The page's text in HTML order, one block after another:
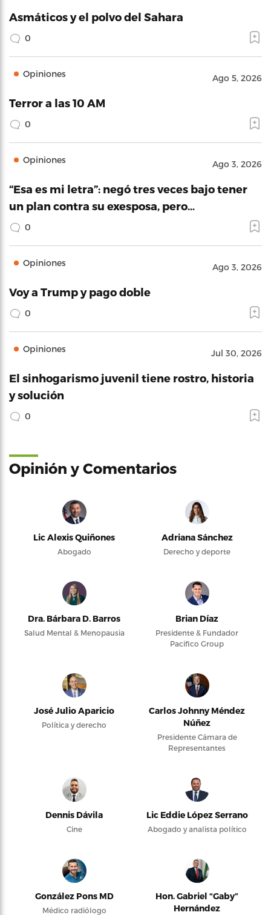
Asmáticos y el polvo del Sahara
0
Opiniones Ago 5, 2026
Terror a las 10 AM
0
Opiniones Ago 3, 2026
“Esa es mi letra”: negó tres veces bajo tener
un plan contra su exesposa, pero…
0
Opiniones Ago 3, 2026
Voy a Trump y pago doble
0
Opiniones Jul 30, 2026
El sinhogarismo juvenil tiene rostro, historia
y solución
0
Opinión y Comentarios
Lic Alexis Quiñones
Abogado
Adriana Sánchez
Derecho y deporte
Dra. Bárbara D. Barros
Salud Mental & Menopausia
Brian Díaz
Presidente & Fundador
Pacifico Group
José Julio Aparicio
Política y derecho
Carlos Johnny Méndez
Núñez
Presidente Cámara de
Representantes
Dennis Dávila
Cine
Lic Eddie López Serrano
Abogado y analista político
González Pons MD
Médico radiólogo
Hon. Gabriel “Gaby”
Hernández